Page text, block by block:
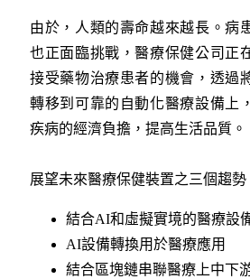
由於，人類的壽命越來越長。病
也正面臨挑戰，醫療保健公司正
接受藥物治療患者的機會，透過
轉移到可靠的自動化醫療設備上
疾病的經濟負擔，提高生活品質。
展望未來醫療保健裝置之三個趨勢
結合AI和虛擬實境的醫療設
AI設備轉換用於醫療應用
結合區塊鏈串聯醫療上中下